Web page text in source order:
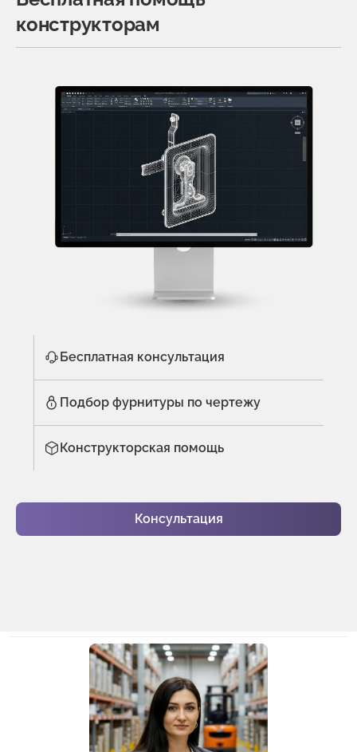
конструкторам
Бесплатная консультация
Подбор фурнитуры по чертежу
Конструкторская помощь
Консультация